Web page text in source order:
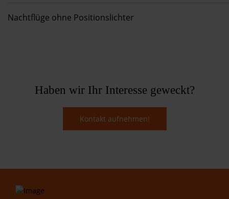
Nachtflüge ohne Positionslichter
Haben wir Ihr Interesse geweckt?
Kontakt aufnehmen!